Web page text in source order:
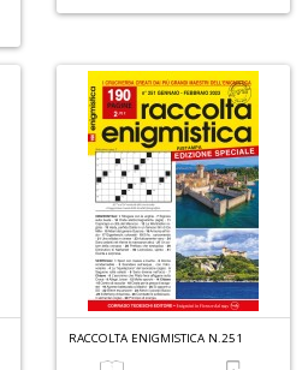
RACCOLTA ENIGMISTICA N.251